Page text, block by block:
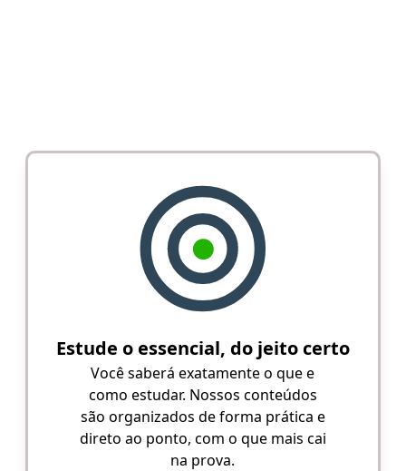
Estude o essencial, do jeito certo
Você saberá exatamente o que e
como estudar. Nossos conteúdos
são organizados de forma prática e
direto ao ponto, com o que mais cai
na prova.